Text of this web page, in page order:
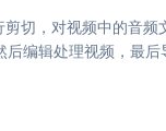
切，对视频中的音
编辑处理视频，最